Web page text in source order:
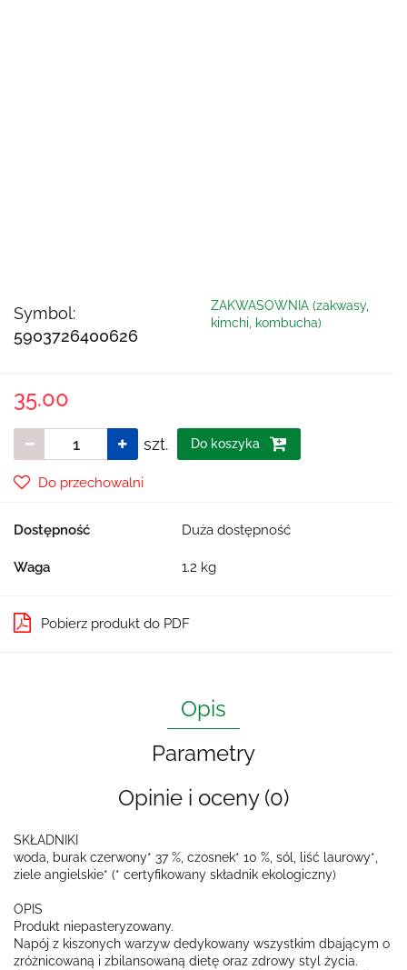
Symbol:
5903726400626
ZAKWASOWNIA (zakwasy,
kimchi, kombucha)
35.00
szt. Do koszyka
Do przechowalni
Dostępność Duża dostępność
Waga 1.2 kg
Pobierz produkt do PDF
Opis
Parametry
Opinie i oceny (0)
SKŁADNIKI
woda, burak czerwony* 37 %, czosnek* 10 %, sól, liść laurowy*,
ziele angielskie* (* certyfikowany składnik ekologiczny)
OPIS
Produkt niepasteryzowany.
Napój z kiszonych warzyw dedykowany wszystkim dbającym o
zróżnicowaną i zbilansowaną dietę oraz zdrowy styl życia.